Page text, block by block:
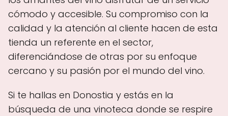
cómodo y accesible. Su compromiso con la
calidad y la atención al cliente hacen de esta
tienda un referente en el sector,
diferenciándose de otras por su enfoque
cercano y su pasión por el mundo del vino.
Si te hallas en Donostia y estás en la
búsqueda de una vinoteca donde se respire